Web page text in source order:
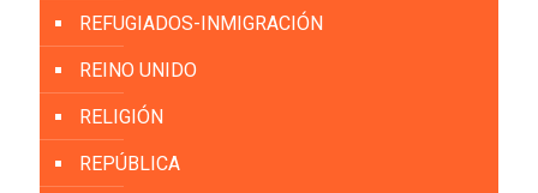
REFUGIADOS-INMIGRACIÓN
REINO UNIDO
RELIGIÓN
REPÚBLICA